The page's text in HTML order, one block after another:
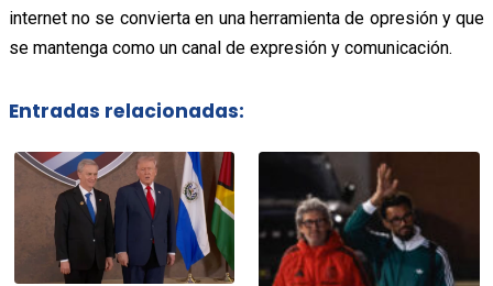
internet no se convierta en una herramienta de opresión y que
se mantenga como un canal de expresión y comunicación.
Entradas relacionadas: